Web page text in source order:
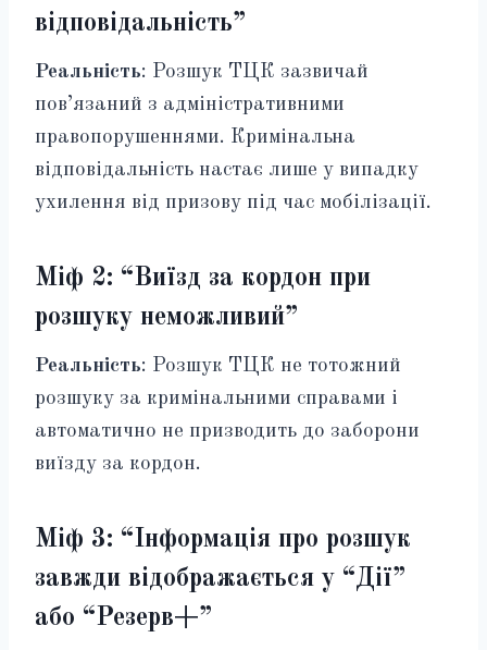
відповідальність”
Реальність: Розшук ТЦК зазвичай
пов’язаний з адміністративними
правопорушеннями. Кримінальна
відповідальність настає лише у випадку
ухилення від призову під час мобілізації.
Міф 2: “Виїзд за кордон при
розшуку неможливий”
Реальність: Розшук ТЦК не тотожний
розшуку за кримінальними справами і
автоматично не призводить до заборони
виїзду за кордон.
Міф 3: “Інформація про розшук
завжди відображається у “Дії”
або “Резерв+”